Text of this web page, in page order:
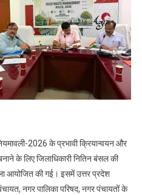
सभी
बल्क
वेस्ट
जनरेटर
डीएम
निर्देश
2026 के प्रभावी क्रियान्वयन और
के लिए जिलाधिकारी नितिन बंसल की
आयोजित की गई। इसमें उत्तर प्रदेश
नगर पालिका परिषद, नगर पंचायतों के